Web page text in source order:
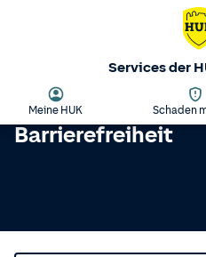
Services der
Meine HUK Schaden
Barrierefreiheit